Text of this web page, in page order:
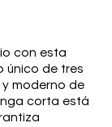
con esta
único de tres
moderno de
corta está